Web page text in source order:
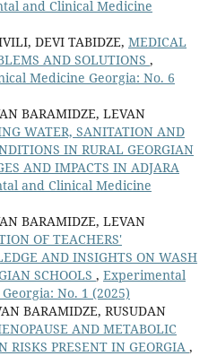
and Clinical Medicine
DEVI TABIDZE, MEDICAL
AND SOLUTIONS ,
Medicine Georgia: No. 6
BARAMIDZE, LEVAN
WATER, SANITATION AND
IN RURAL GEORGIAN
AND IMPACTS IN ADJARA
and Clinical Medicine
BARAMIDZE, LEVAN
OF TEACHERS'
AND INSIGHTS ON WASH
SCHOOLS , Experimental
No. 1 (2025)
BARAMIDZE, RUSUDAN
AND METABOLIC
RISKS PRESENT IN GEORGIA ,